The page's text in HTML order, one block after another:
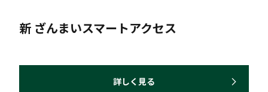
新 ざんまいスマートアクセス
詳しく見る